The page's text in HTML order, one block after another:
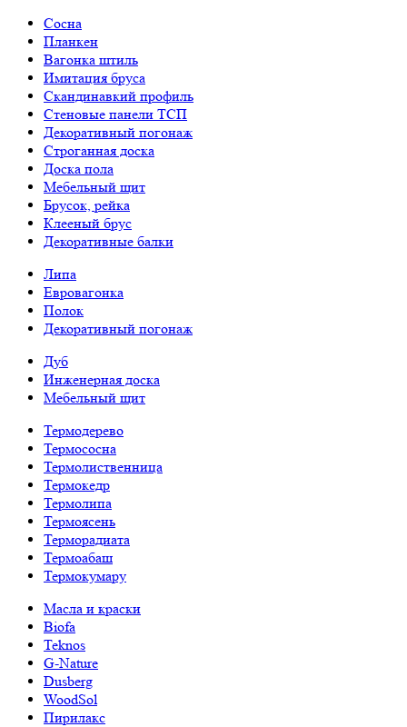
Сосна
Планкен
Вагонка штиль
Имитация бруса
Скандинавкий профиль
Стеновые панели ТСП
Декоративный погонаж
Строганная доска
Доска пола
Мебельный щит
Брусок, рейка
Клееный брус
Декоративные балки
Липа
Евровагонка
Полок
Декоративный погонаж
Дуб
Инженерная доска
Мебельный щит
Термодерево
Термососна
Термолиственница
Термокедр
Термолипа
Термоясень
Терморадиата
Термоабаш
Термокумару
Масла и краски
Biofa
Teknos
G-Nature
Dusberg
WoodSol
Пирилакс